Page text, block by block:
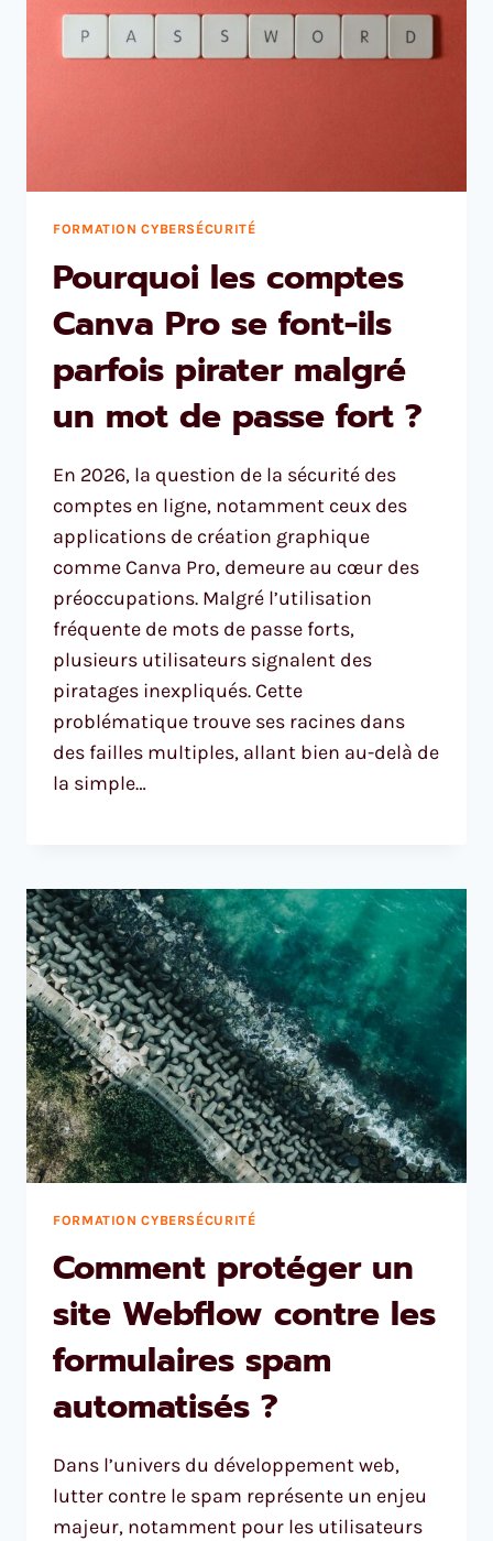
FORMATION CYBERSÉCURITÉ
Pourquoi les comptes
Canva Pro se font-ils
parfois pirater malgré
un mot de passe fort ?
En 2026, la question de la sécurité des
comptes en ligne, notamment ceux des
applications de création graphique
comme Canva Pro, demeure au cœur des
préoccupations. Malgré l’utilisation
fréquente de mots de passe forts,
plusieurs utilisateurs signalent des
piratages inexpliqués. Cette
problématique trouve ses racines dans
des failles multiples, allant bien au-delà de
la simple…
FORMATION CYBERSÉCURITÉ
Comment protéger un
site Webflow contre les
formulaires spam
automatisés ?
Dans l’univers du développement web,
lutter contre le spam représente un enjeu
majeur, notamment pour les utilisateurs